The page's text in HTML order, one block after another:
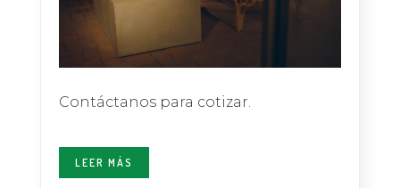
Contáctanos para cotizar.
LEER MÁS